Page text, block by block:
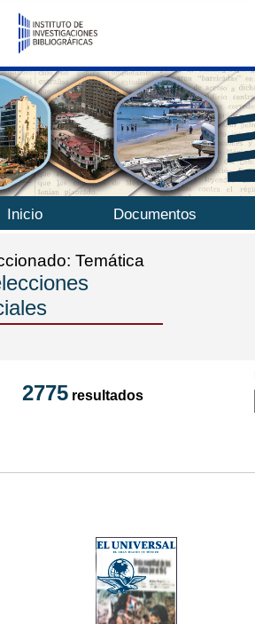
Inicio Documentos
Temática
2775 resultados